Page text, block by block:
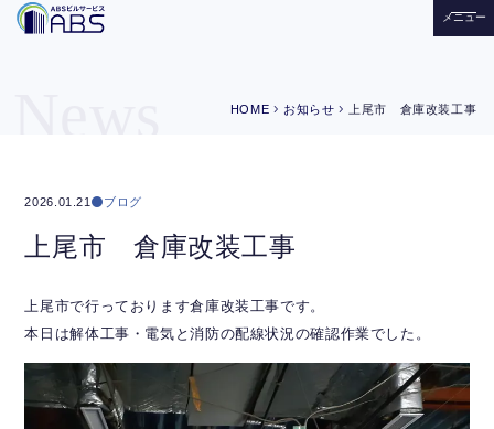
メニュー
HOME chevron_right お知らせ chevron_right 上尾市 倉庫改装工事
2026.01.21 ブログ
上尾市 倉庫改装工事
上尾市で行っております倉庫改装工事です。
本日は解体工事・電気と消防の配線状況の確認作業でした。